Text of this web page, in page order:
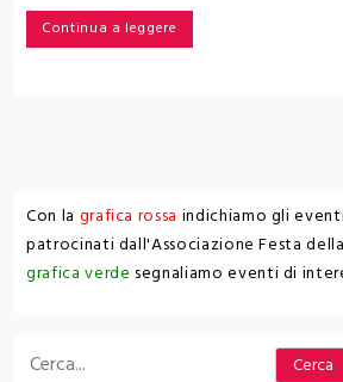
Continua a leggere
Con la grafica rossa indichiamo gli
patrocinati dall'Associazione Festa
grafica verde segnaliamo eventi di
Cerca Cerca